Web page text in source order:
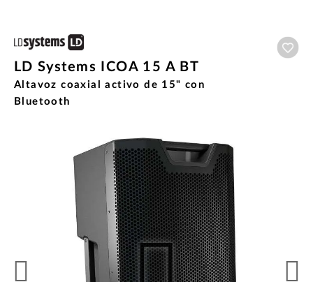
LD Systems ICOA 15 A BT
Altavoz coaxial activo de 15" con
Bluetooth